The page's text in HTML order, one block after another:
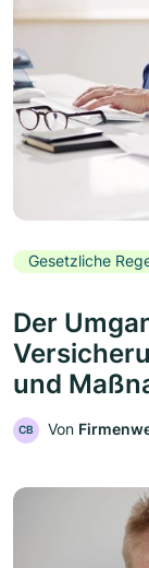
Gesetzliche
Der
und
CB Von